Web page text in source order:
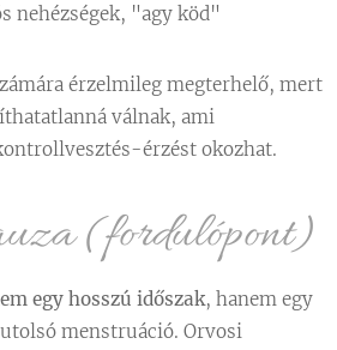
nehézségek, "agy köd"
érzelmileg megterhelő, mert
válnak, ami
érzést okozhat.
(fordulópont)
egy hosszú időszak, hanem egy
menstruáció. Orvosi